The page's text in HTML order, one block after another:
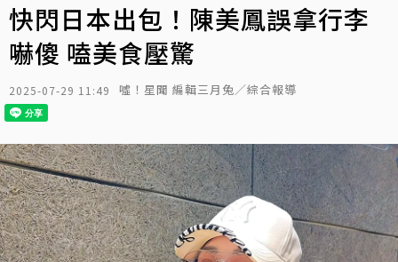
快閃日本出包！陳美鳳誤拿行李
嚇傻 嗑美食壓驚
2025-07-29 11:49 噓！星聞 編輯三月兔／綜合報導